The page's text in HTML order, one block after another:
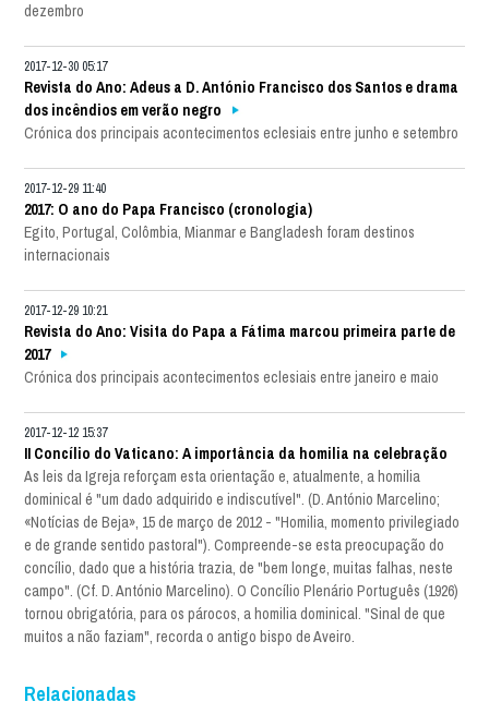
dezembro
2017-12-30 05:17
Revista do Ano: Adeus a D. António Francisco dos Santos e drama
dos incêndios em verão negro
Crónica dos principais acontecimentos eclesiais entre junho e setembro
2017-12-29 11:40
2017: O ano do Papa Francisco (cronologia)
Egito, Portugal, Colômbia, Mianmar e Bangladesh foram destinos
internacionais
2017-12-29 10:21
Revista do Ano: Visita do Papa a Fátima marcou primeira parte de
2017
Crónica dos principais acontecimentos eclesiais entre janeiro e maio
2017-12-12 15:37
II Concílio do Vaticano: A importância da homilia na celebração
As leis da Igreja reforçam esta orientação e, atualmente, a homilia
dominical é "um dado adquirido e indiscutível". (D. António Marcelino;
«Notícias de Beja», 15 de março de 2012 - "Homilia, momento privilegiado
e de grande sentido pastoral"). Compreende-se esta preocupação do
concílio, dado que a história trazia, de "bem longe, muitas falhas, neste
campo". (Cf. D. António Marcelino). O Concílio Plenário Português (1926)
tornou obrigatória, para os párocos, a homilia dominical. "Sinal de que
muitos a não faziam", recorda o antigo bispo de Aveiro.
Relacionadas